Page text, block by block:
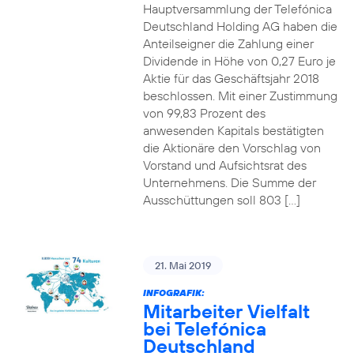
Hauptversammlung der Telefónica
Deutschland Holding AG haben die
Anteilseigner die Zahlung einer
Dividende in Höhe von 0,27 Euro je
Aktie für das Geschäftsjahr 2018
beschlossen. Mit einer Zustimmung
von 99,83 Prozent des
anwesenden Kapitals bestätigten
die Aktionäre den Vorschlag von
Vorstand und Aufsichtsrat des
Unternehmens. Die Summe der
Ausschüttungen soll 803 […]
21. Mai 2019
INFOGRAFIK:
Mitarbeiter Vielfalt
bei Telefónica
Deutschland